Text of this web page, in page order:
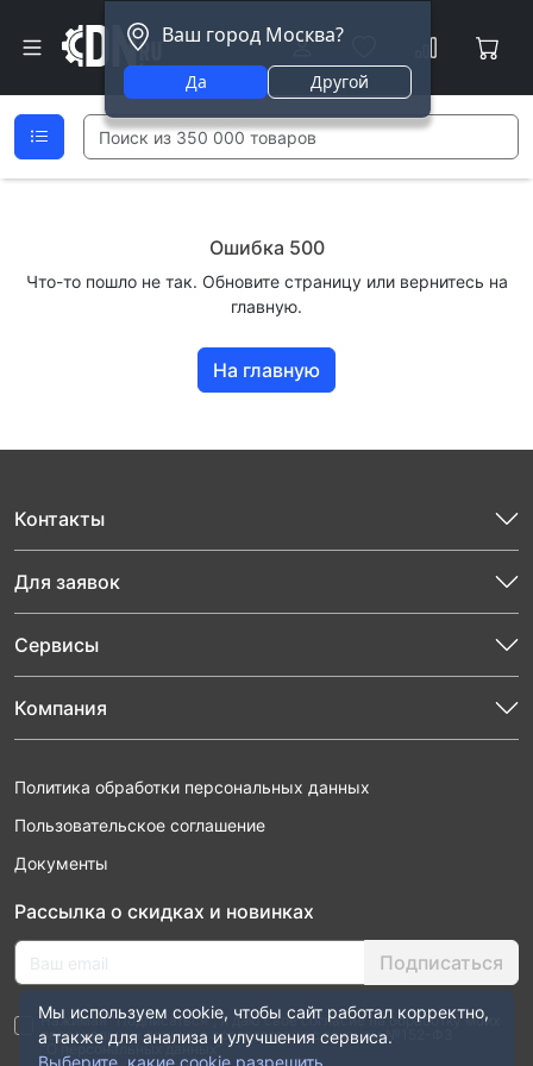
Ваш город Москва?
Да Другой
Ошибка 500
Что-то пошло не так. Обновите страницу или вернитесь на
главную.
На главную
Контакты
Для заявок
Сервисы
Компания
Политика обработки персональных данных
Пользовательское соглашение
Документы
Рассылка о скидках и новинках
Подписаться
Нажимая “Подписаться”, я даю свое согласие на обработку моих
персональных данных в соответствии с законом №152-ФЗ
“О персональных данных”
Мы используем cookie, чтобы сайт работал корректно,
а также для анализа и улучшения сервиса.
Выберите, какие cookie разрешить